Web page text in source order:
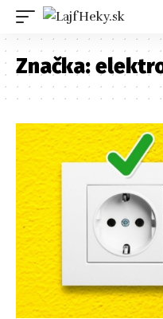
Značka: